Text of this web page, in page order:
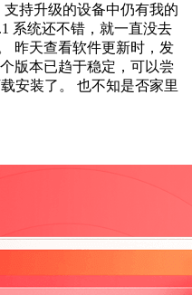
持升级的设备中仍有我的
系统还不错，就一直没去
昨天查看软件更新时，发
版本已趋于稳定，可以尝
安装了。 也不知是否家里